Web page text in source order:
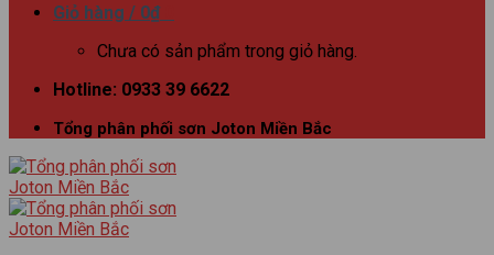
Giỏ hàng / 0₫
Chưa có sản phẩm trong giỏ hàng.
Hotline: 0933 39 6622
Tổng phân phối sơn Joton Miền Bắc